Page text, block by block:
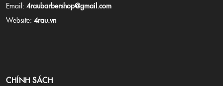
Email: 4raubarbershop@gmail.com
Website: 4rau.vn
CHÍNH SÁCH